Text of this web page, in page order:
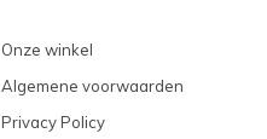
Onze winkel
Algemene voorwaarden
Privacy Policy